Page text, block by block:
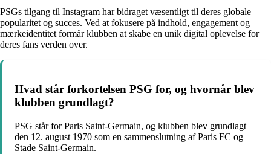
PSGs tilgang til Instagram har bidraget væsentligt til deres globale
popularitet og succes. Ved at fokusere på indhold, engagement og
mærkeidentitet formår klubben at skabe en unik digital oplevelse for
deres fans verden over.
Hvad står forkortelsen PSG for, og hvornår blev
klubben grundlagt?
PSG står for Paris Saint-Germain, og klubben blev grundlagt
den 12. august 1970 som en sammenslutning af Paris FC og
Stade Saint-Germain.